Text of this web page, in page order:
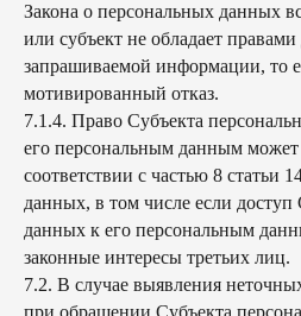
Закона о персональных данных
или субъект не обладает правами
запрашиваемой информации, то
мотивированный отказ.
7.1.4. Право Субъекта
его персональным данным может
соответствии с частью 8 статьи
данных, в том числе если
данных к его персональным
законные интересы третьих лиц.
7.2. В случае выявления
при обращении Субъекта